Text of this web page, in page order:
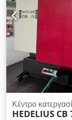
εγκατάστασης
Ύψος: 4000 mm
μηχανήματος:
Κέντρο
HEDELIUS CB